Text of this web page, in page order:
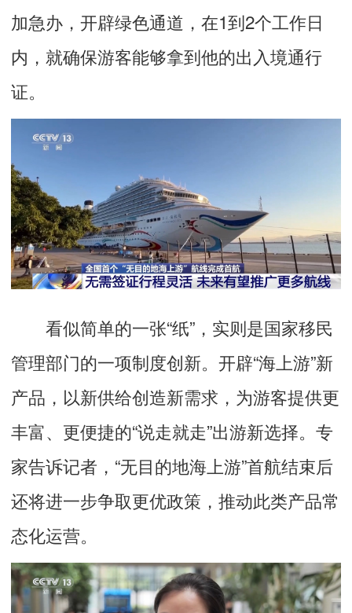
加急办，开辟绿色通道，在1到2个工作日
内，就确保游客能够拿到他的出入境通行
证。
看似简单的一张“纸”，实则是国家移民
管理部门的一项制度创新。开辟“海上游”新
产品，以新供给创造新需求，为游客提供更
丰富、更便捷的“说走就走”出游新选择。专
家告诉记者，“无目的地海上游”首航结束后
还将进一步争取更优政策，推动此类产品常
态化运营。